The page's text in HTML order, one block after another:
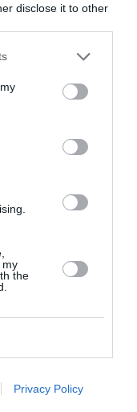
disclose it to other
my
the
Privacy Policy
!
à son
mise sur
géopolitique